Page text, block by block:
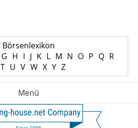
Börsenlexikon
G H I J K L M N O P Q R
T U V W X Y Z
Menü